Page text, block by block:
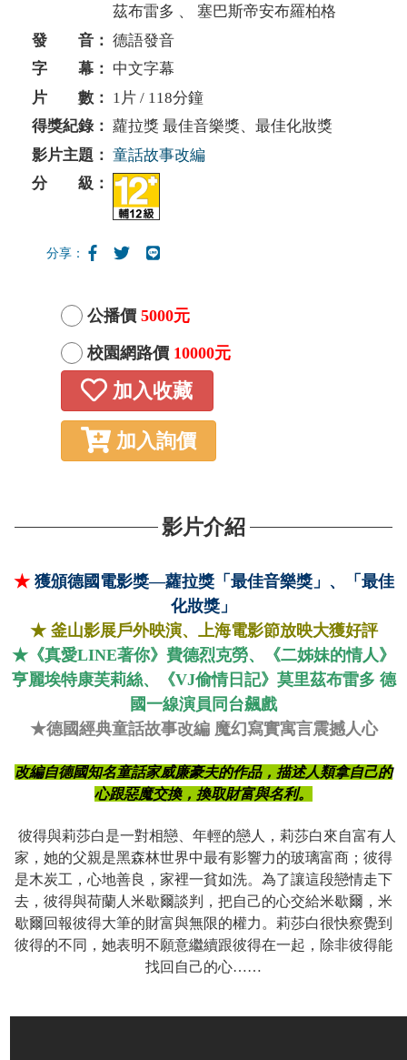
茲布雷多 、 塞巴斯帝安布羅柏格
發 音： 德語發音
字 幕： 中文字幕
片 數： 1片 / 118分鐘
得獎紀錄： 蘿拉獎 最佳音樂獎、最佳化妝獎
影片主題： 童話故事改編
分 級：
分享：
公播價 5000元
校園網路價 10000元
加入收藏
加入詢價
影片介紹
★ 獲頒德國電影獎—蘿拉獎「最佳音樂獎」、「最佳
化妝獎」
★ 釜山影展戶外映演、上海電影節放映大獲好評
★《真愛LINE著你》費德烈克勞、《二姊妹的情人》
亨麗埃特康芙莉絲、《VJ偷情日記》莫里茲布雷多 德
國一線演員同台飆戲
★德國經典童話故事改編 魔幻寫實寓言震撼人心
改編自德國知名童話家威廉豪夫的作品，描述人類拿自己的
心跟惡魔交換，換取財富與名利。
彼得與莉莎白是一對相戀、年輕的戀人，莉莎白來自富有人
家，她的父親是黑森林世界中最有影響力的玻璃富商；彼得
是木炭工，心地善良，家裡一貧如洗。為了讓這段戀情走下
去，彼得與荷蘭人米歇爾談判，把自己的心交給米歇爾，米
歇爾回報彼得大筆的財富與無限的權力。莉莎白很快察覺到
彼得的不同，她表明不願意繼續跟彼得在一起，除非彼得能
找回自己的心……